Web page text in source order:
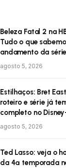
Beleza Fatal 2 na
Tudo o que
andamento da
agosto 5, 2026
Estilhaços: Bret
roteiro e série já
completo no
agosto 5, 2026
Ted Lasso: veja o
da 4ª temporada